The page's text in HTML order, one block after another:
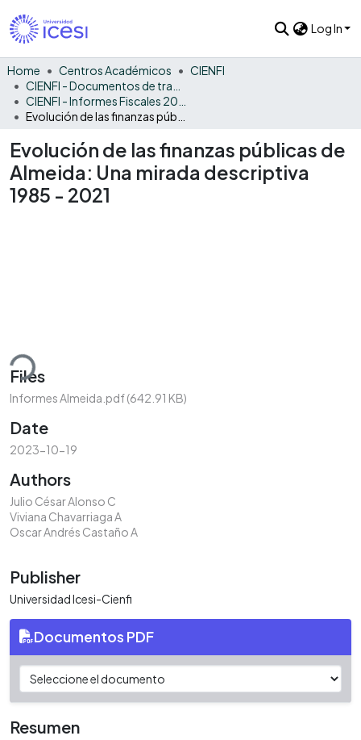
Log In
Home Centros Académicos
CIENFI
Evolución de las finanzas públicas de
Almeida: Una mirada descriptiva
1985 - 2021
Files
Informes Almeida.pdf(642.91 KB)
Date
2023-10-19
Authors
Julio César Alonso C
Viviana Chavarriaga A
Oscar Andrés Castaño A
Publisher
Universidad Icesi-Cienfi
Documentos PDF
Resumen